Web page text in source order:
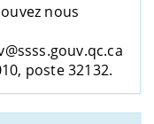
nous
poste 32132.